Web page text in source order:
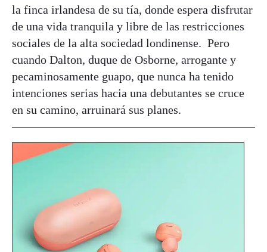
la finca irlandesa de su tía, donde espera disfrutar
de una vida tranquila y libre de las restricciones
sociales de la alta sociedad londinense. Pero
cuando Dalton, duque de Osborne, arrogante y
pecaminosamente guapo, que nunca ha tenido
intenciones serias hacia una debutantes se cruce
en su camino, arruinará sus planes.